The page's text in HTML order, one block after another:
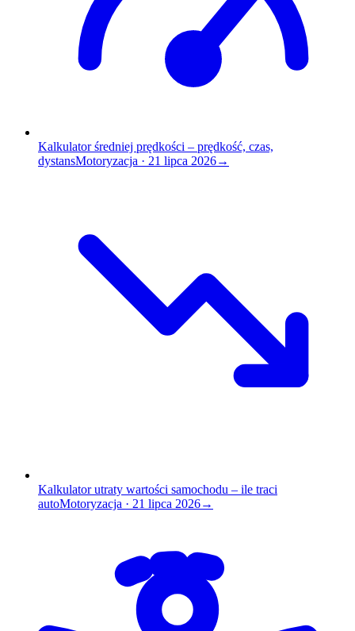
Kalkulator średniej prędkości – prędkość, czas,
dystansMotoryzacja · 21 lipca 2026→
Kalkulator utraty wartości samochodu – ile traci
autoMotoryzacja · 21 lipca 2026→